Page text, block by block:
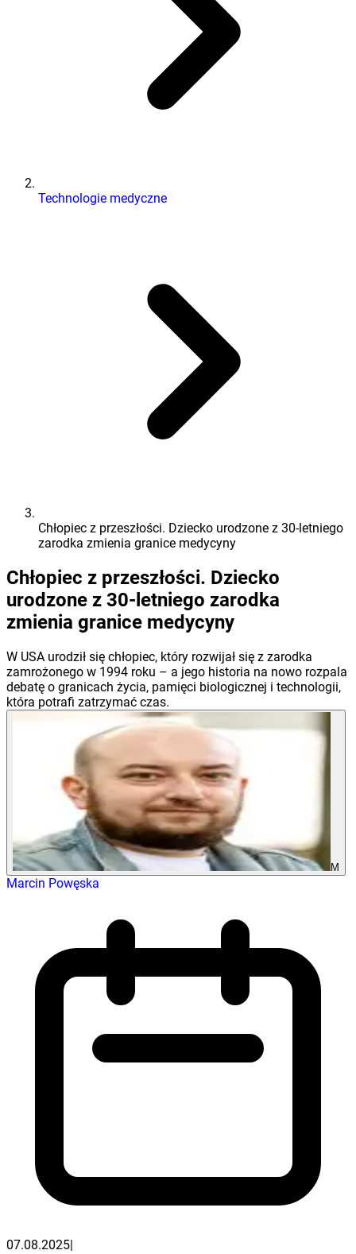
Technologie medyczne
Chłopiec z przeszłości. Dziecko urodzone z 30-letniego
zarodka zmienia granice medycyny
Chłopiec z przeszłości. Dziecko
urodzone z 30-letniego zarodka
zmienia granice medycyny
W USA urodził się chłopiec, który rozwijał się z zarodka
zamrożonego w 1994 roku – a jego historia na nowo rozpala
debatę o granicach życia, pamięci biologicznej i technologii,
która potrafi zatrzymać czas.
M
Marcin Powęska
07.08.2025